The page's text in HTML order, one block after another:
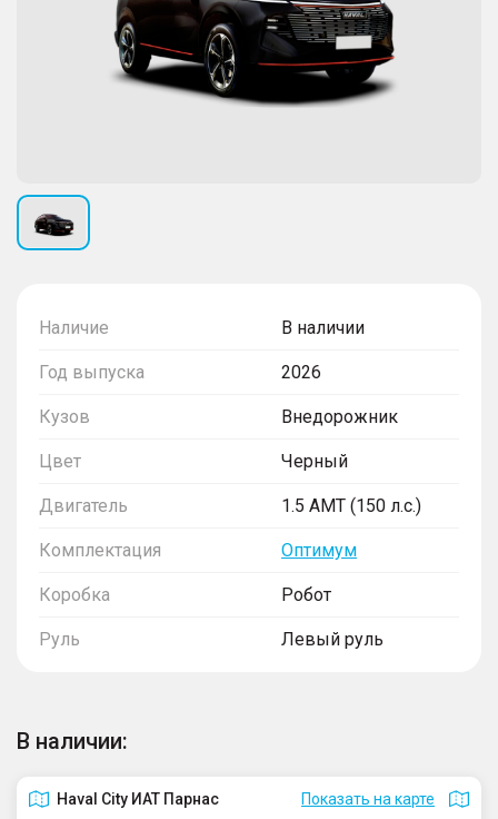
Наличие В наличии
Год выпуска 2026
Кузов Внедорожник
Цвет Черный
Двигатель 1.5 AMT (150 л.с.)
Комплектация Оптимум
Коробка Робот
Руль Левый руль
В наличии:
Haval City ИАТ Парнас
Показать на карте